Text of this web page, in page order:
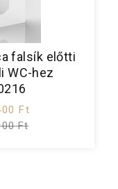
falsík előtti
WC-hez
Ft
Ft